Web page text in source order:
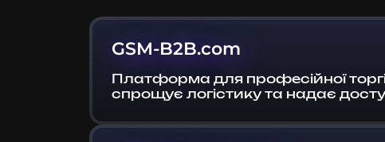
GSM-B2B.com
Платформа для професійної
спрощує логістику та надає